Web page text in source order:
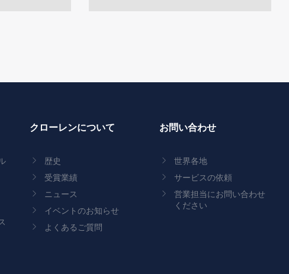
クローレンについて
歴史
受賞業績
ニュース
イベントのお知らせ
よくあるご質問
お問い合わせ
世界各地
サービスの依頼
営業担当にお問い合わせ
ください